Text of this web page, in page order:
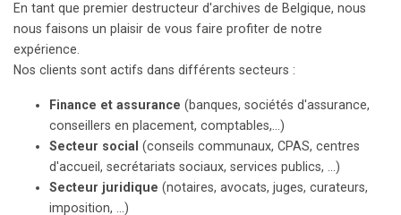
En tant que premier destructeur d'archives de Belgique, nous
nous faisons un plaisir de vous faire profiter de notre
expérience.
Nos clients sont actifs dans différents secteurs :
Finance et assurance (banques, sociétés d'assurance,
conseillers en placement, comptables,...)
Secteur social (conseils communaux, CPAS, centres
d'accueil, secrétariats sociaux, services publics, ...)
Secteur juridique (notaires, avocats, juges, curateurs,
imposition, ...)